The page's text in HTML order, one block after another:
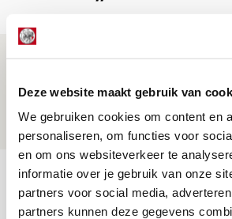
Deze website maakt gebruik van
We gebruiken cookies om content en
personaliseren, om functies voor
en om ons websiteverkeer te
informatie over je gebruik van onze
partners voor social media,
partners kunnen deze gegevens
Drie dingen die je moet
Zwolle - Ajax
NIEUWS
Míchels elf: met welke
jij aan nieuw